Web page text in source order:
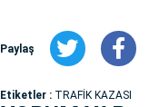
Paylaş
Etiketler : TRAFİK KAZASI